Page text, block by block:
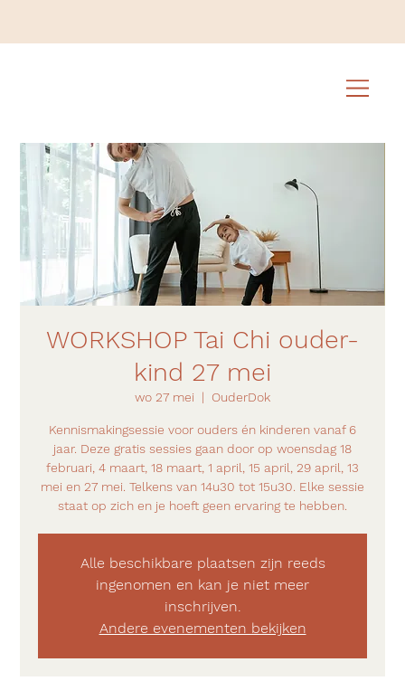
WORKSHOP Tai Chi ouder-
kind 27 mei
wo 27 mei
  |
OuderDok
Kennismakingsessie voor ouders én kinderen vanaf 6
jaar. Deze gratis sessies gaan door op woensdag 18
februari, 4 maart, 18 maart, 1 april, 15 april, 29 april, 13
mei en 27 mei. Telkens van 14u30 tot 15u30. Elke sessie
staat op zich en je hoeft geen ervaring te hebben.
Alle beschikbare plaatsen zijn reeds
ingenomen en kan je niet meer
inschrijven.
Andere evenementen bekijken